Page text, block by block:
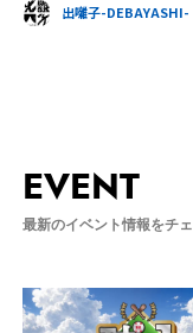
出囃子-DEBAYASHI-
EVENT
最新のイベント情報をチェ